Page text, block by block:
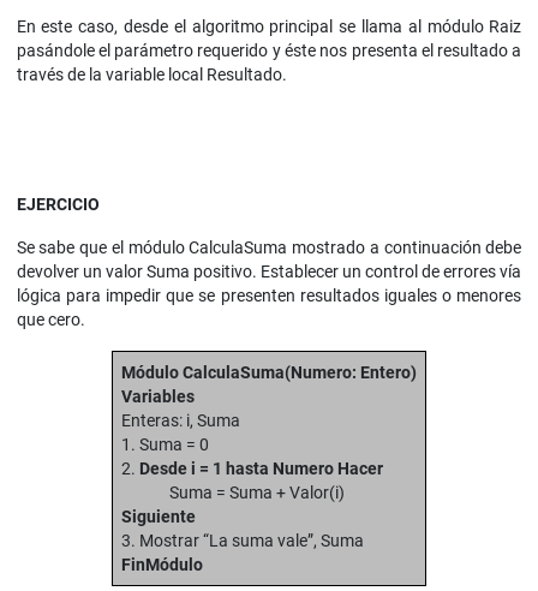
En este caso, desde el algoritmo principal se llama al módulo Raiz
pasándole el parámetro requerido y éste nos presenta el resultado a
través de la variable local Resultado.
EJERCICIO
Se sabe que el módulo CalculaSuma mostrado a continuación debe
devolver un valor Suma positivo. Establecer un control de errores vía
lógica para impedir que se presenten resultados iguales o menores
que cero.
Módulo CalculaSuma(Numero: Entero)
Variables
Enteras: i, Suma
1. Suma = 0
2. Desde i = 1 hasta Numero Hacer
Suma = Suma + Valor(i)
Siguiente
3. Mostrar “La suma vale”, Suma
FinMódulo